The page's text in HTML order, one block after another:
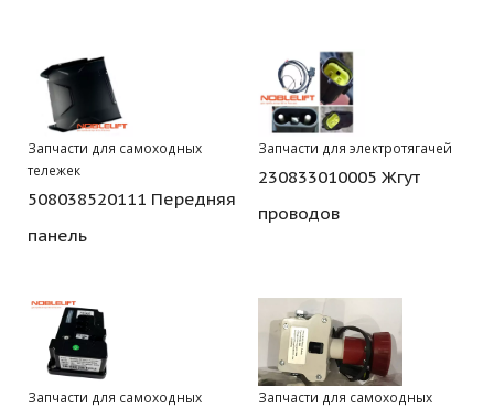
Запчасти для самоходных
тележек
508038520111 Передняя
панель
Запчасти для электротягачей
230833010005 Жгут
проводов
Запчасти для самоходных
Запчасти для самоходных